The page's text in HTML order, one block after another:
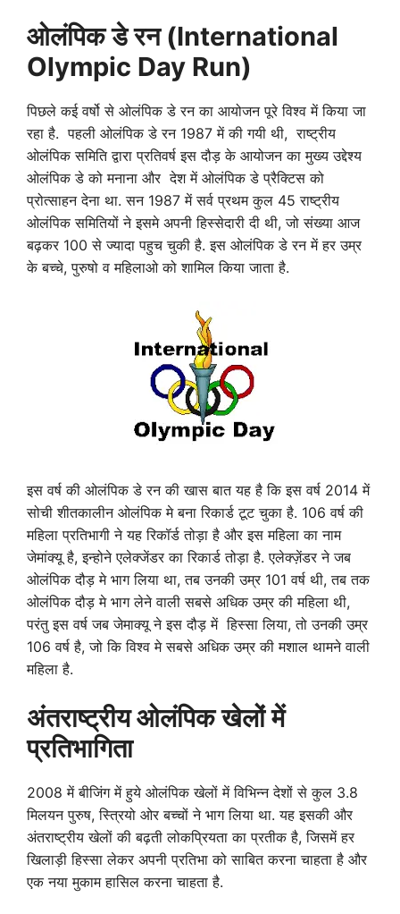
ओलंपिक डे रन (International
Olympic Day Run)
पिछले कई वर्षो से ओलंपिक डे रन का आयोजन पूरे विश्व में किया जा
रहा है. पहली ओलंपिक डे रन 1987 में की गयी थी, राष्ट्रीय
ओलंपिक समिति द्वारा प्रतिवर्ष इस दौड़ के आयोजन का मुख्य उद्देश्य
ओलंपिक डे को मनाना और देश में ओलंपिक डे प्रैक्टिस को
प्रोत्साहन देना था. सन 1987 में सर्व प्रथम कुल 45 राष्ट्रीय
ओलंपिक समितियों ने इसमे अपनी हिस्सेदारी दी थी, जो संख्या आज
बढ़कर 100 से ज्यादा पहुच चुकी है. इस ओलंपिक डे रन में हर उम्र
के बच्चे, पुरुषो व महिलाओ को शामिल किया जाता है.
इस वर्ष की ओलंपिक डे रन की खास बात यह है कि इस वर्ष 2014 में
सोची शीतकालीन ओलंपिक मे बना रिकार्ड टूट चुका है. 106 वर्ष की
महिला प्रतिभागी ने यह रिकॉर्ड तोड़ा है और इस महिला का नाम
जेमांक्यू है, इन्होने एलेक्जेंडर का रिकार्ड तोड़ा है. एलेक्ज़ेंडर ने जब
ओलंपिक दौड़ मे भाग लिया था, तब उनकी उम्र 101 वर्ष थी, तब तक
ओलंपिक दौड़ मे भाग लेने वाली सबसे अधिक उम्र की महिला थी,
परंतु इस वर्ष जब जेमाक्यू ने इस दौड़ में हिस्सा लिया, तो उनकी उम्र
106 वर्ष है, जो कि विश्व मे सबसे अधिक उम्र की मशाल थामने वाली
महिला है.
अंतराष्ट्रीयओलंपिकखेलों में
प्रतिभागिता
2008 में बीजिंग में हुये ओलंपिक खेलों में विभिन्न देशों से कुल 3.8
मिलयन पुरुष, स्त्रियो ओर बच्चों ने भाग लिया था. यह इसकी और
अंतराष्ट्रीय खेलों की बढ़ती लोकप्रियता का प्रतीक है, जिसमें हर
खिलाड़ी हिस्सा लेकर अपनी प्रतिभा को साबित करना चाहता है और
एक नया मुकाम हासिल करना चाहता है.